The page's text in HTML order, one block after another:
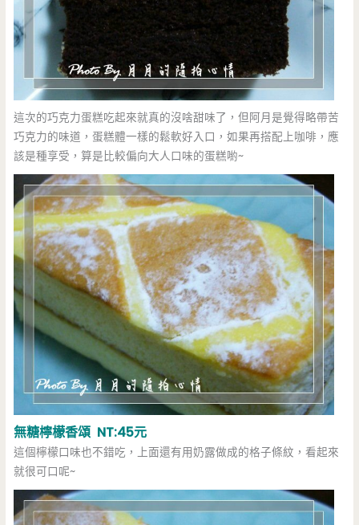
這次的巧克力蛋糕吃起來就真的沒啥甜味了，但阿月是覺得略帶苦
巧克力的味道，蛋糕體一樣的鬆軟好入口，如果再搭配上咖啡，應
該是種享受，算是比較偏向大人口味的蛋糕喲~
無糖檸檬香頌 NT:45元
這個檸檬口味也不錯吃，上面還有用奶露做成的格子條紋，看起來
就很可口呢~